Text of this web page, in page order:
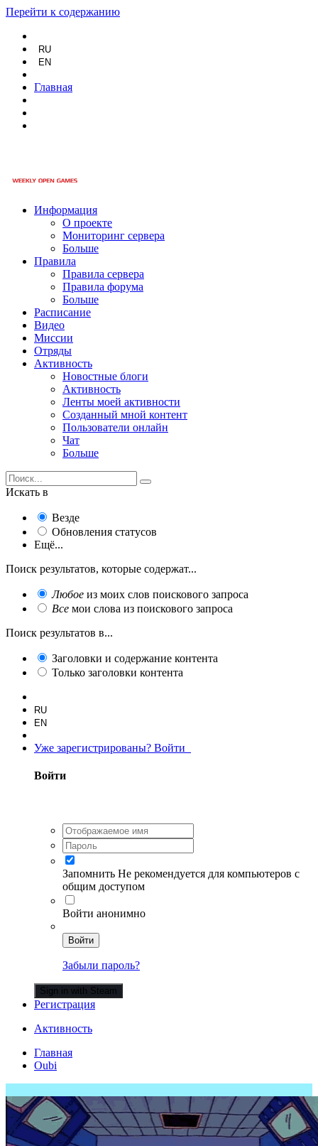
Перейти к содержанию
RU
EN
Главная
Информация
О проекте
Мониторинг сервера
Больше
Правила
Правила сервера
Правила форума
Больше
Расписание
Видео
Миссии
Отряды
Активность
Новостные блоги
Активность
Ленты моей активности
Созданный мной контент
Пользователи онлайн
Чат
Больше
Искать в
Везде
Обновления статусов
Ещё...
Поиск результатов, которые содержат...
Любое из моих слов поискового запроса
Все мои слова из поискового запроса
Поиск результатов в...
Заголовки и содержание контента
Только заголовки контента
RU
EN
Уже зарегистрированы? Войти
Войти
Запомнить Не рекомендуется для компьютеров с
общим доступом
Войти анонимно
Войти
Забыли пароль?
Sign in with Steam
Регистрация
Активность
Главная
Oubi